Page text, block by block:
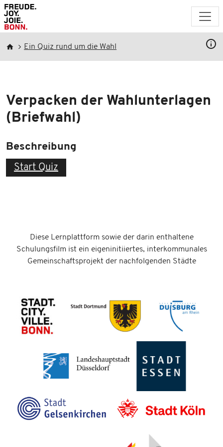
Direkt zum Inhalt
Pfadnavigation
Ein Quiz rund um die Wahl
Verpacken der Wahlunterlagen
(Briefwahl)
Beschreibung
Start Quiz
Diese Lernplattform sowie der darin enthaltene
Schulungsfilm ist ein eigeninitiiertes, interkommunales
Gemeinschaftsprojekt der nachfolgenden Städte